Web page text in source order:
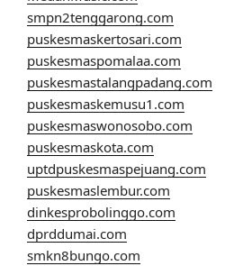
smpn2tenggarong.com
puskesmaskertosari.com
puskesmaspomalaa.com
puskesmastalangpadang.com
puskesmaskemusu1.com
puskesmaswonosobo.com
puskesmaskota.com
uptdpuskesmaspejuang.com
puskesmaslembur.com
dinkesprobolinggo.com
dprddumai.com
smkn8bungo.com